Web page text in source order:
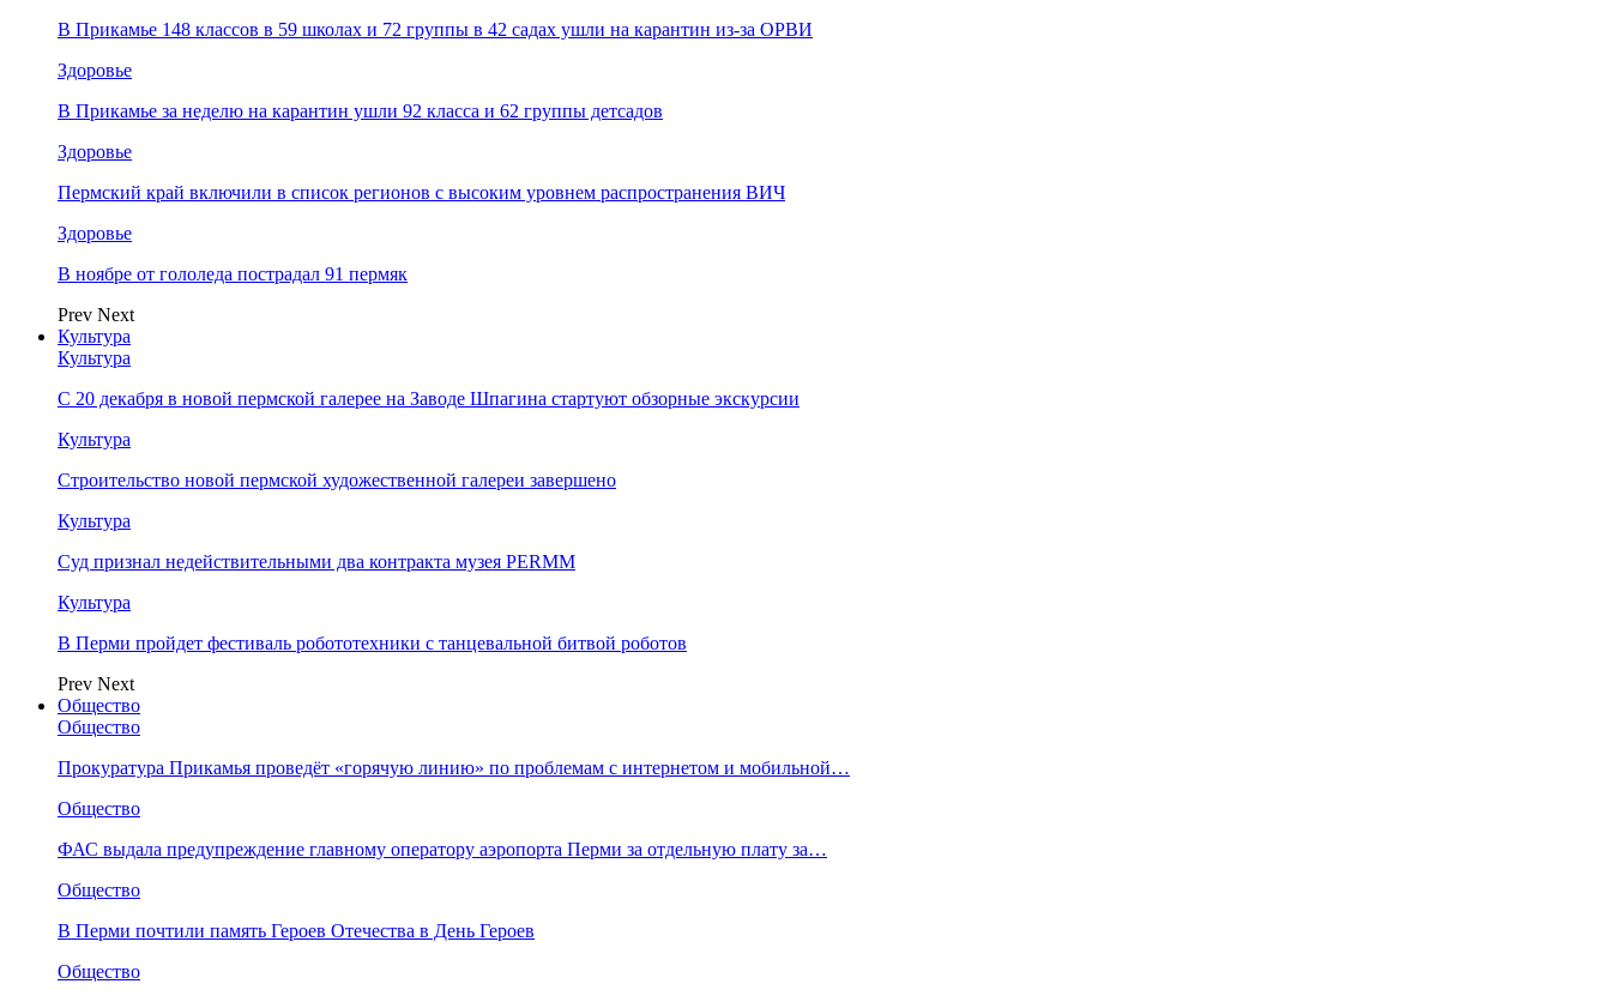
В Прикамье 148 классов в 59 школах и 72 группы в 42 садах ушли на карантин из-за ОРВИ
Здоровье
В Прикамье за неделю на карантин ушли 92 класса и 62 группы детсадов
Здоровье
Пермский край включили в список регионов с высоким уровнем распространения ВИЧ
Здоровье
В ноябре от гололеда пострадал 91 пермяк
Prev Next
Культура
Культура
С 20 декабря в новой пермской галерее на Заводе Шпагина стартуют обзорные экскурсии
Культура
Строительство новой пермской художественной галереи завершено
Культура
Суд признал недействительными два контракта музея PERMM
Культура
В Перми пройдет фестиваль робототехники с танцевальной битвой роботов
Prev Next
Общество
Общество
Прокуратура Прикамья проведёт «горячую линию» по проблемам с интернетом и мобильной…
Общество
ФАС выдала предупреждение главному оператору аэропорта Перми за отдельную плату за…
Общество
В Перми почтили память Героев Отечества в День Героев
Общество